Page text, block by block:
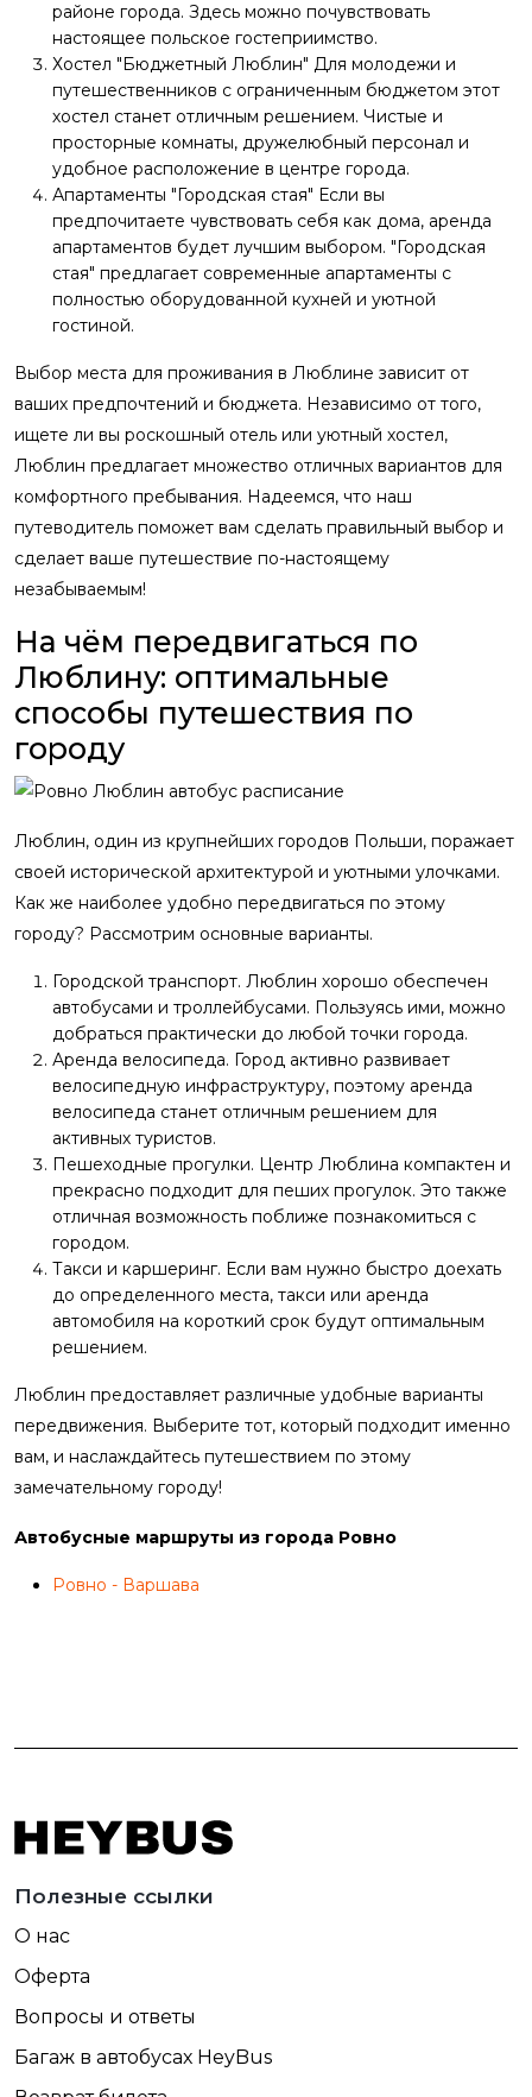
районе города. Здесь можно почувствовать
настоящее польское гостеприимство.
Хостел "Бюджетный Люблин" Для молодежи и
путешественников с ограниченным бюджетом этот
хостел станет отличным решением. Чистые и
просторные комнаты, дружелюбный персонал и
удобное расположение в центре города.
Апартаменты "Городская стая" Если вы
предпочитаете чувствовать себя как дома, аренда
апартаментов будет лучшим выбором. "Городская
стая" предлагает современные апартаменты с
полностью оборудованной кухней и уютной
гостиной.
Выбор места для проживания в Люблине зависит от
ваших предпочтений и бюджета. Независимо от того,
ищете ли вы роскошный отель или уютный хостел,
Люблин предлагает множество отличных вариантов для
комфортного пребывания. Надеемся, что наш
путеводитель поможет вам сделать правильный выбор и
сделает ваше путешествие по-настоящему
незабываемым!
На чём передвигаться по
Люблину: оптимальные
способы путешествия по
городу
Люблин, один из крупнейших городов Польши, поражает
своей исторической архитектурой и уютными улочками.
Как же наиболее удобно передвигаться по этому
городу? Рассмотрим основные варианты.
Городской транспорт. Люблин хорошо обеспечен
автобусами и троллейбусами. Пользуясь ими, можно
добраться практически до любой точки города.
Аренда велосипеда. Город активно развивает
велосипедную инфраструктуру, поэтому аренда
велосипеда станет отличным решением для
активных туристов.
Пешеходные прогулки. Центр Люблина компактен и
прекрасно подходит для пеших прогулок. Это также
отличная возможность поближе познакомиться с
городом.
Такси и каршеринг. Если вам нужно быстро доехать
до определенного места, такси или аренда
автомобиля на короткий срок будут оптимальным
решением.
Люблин предоставляет различные удобные варианты
передвижения. Выберите тот, который подходит именно
вам, и наслаждайтесь путешествием по этому
замечательному городу!
Автобусные маршруты из города Ровно
Ровно - Варшава
Полезные ссылки
О нас
Оферта
Вопросы и ответы
Багаж в автобусах HeyBus